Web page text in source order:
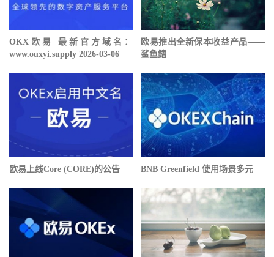
OKX欧易 最新官方域名：
www.ouxyi.supply 2026-03-06
欧易推出全新保本收益产品——
鲨鱼鳍
欧易上线Core (CORE)的公告 BNB Greenfield 使用场景多元